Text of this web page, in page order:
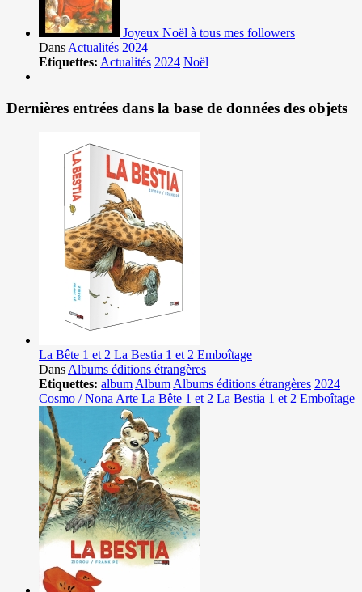
Joyeux Noël à tous mes followers
Dans Actualités 2024
Etiquettes: Actualités 2024 Noël
Dernières entrées dans la base de données des objets
La Bête 1 et 2 La Bestia 1 et 2 Emboîtage
Dans Albums éditions étrangères
Etiquettes: album Album Albums éditions étrangères 2024
Cosmo / Nona Arte La Bête 1 et 2 La Bestia 1 et 2 Emboîtage